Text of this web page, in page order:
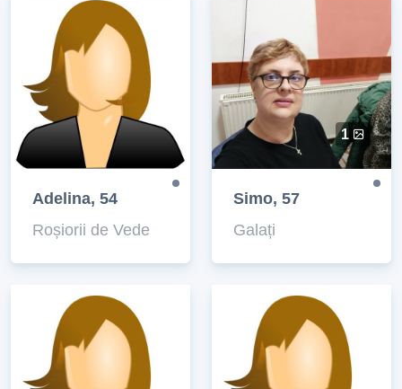
Adelina, 54
Roșiorii de Vede
1
Simo, 57
Galați